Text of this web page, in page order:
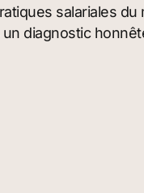
salariales
diagnostic